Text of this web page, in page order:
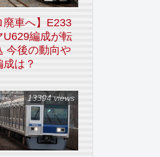
廃車へ】E233
U629編成が転
今後の動向や
は？
13394 views